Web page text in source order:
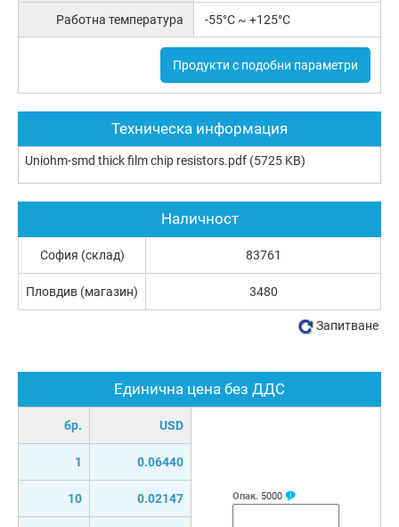
Работна температура -55°C ~ +125°C
Продукти с подобни параметри
Техническа информация
Uniohm-smd thick film chip resistors.pdf (5725 KB)
Единична цена без ДДС
бр. USD
1 0.06440
10 0.02147 Опак. 5000
Наличност
София (склад) 83761
Пловдив (магазин) 3480
Запитване